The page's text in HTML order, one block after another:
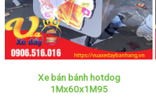
Xe bán bánh hotdog
1Mx60x1M95